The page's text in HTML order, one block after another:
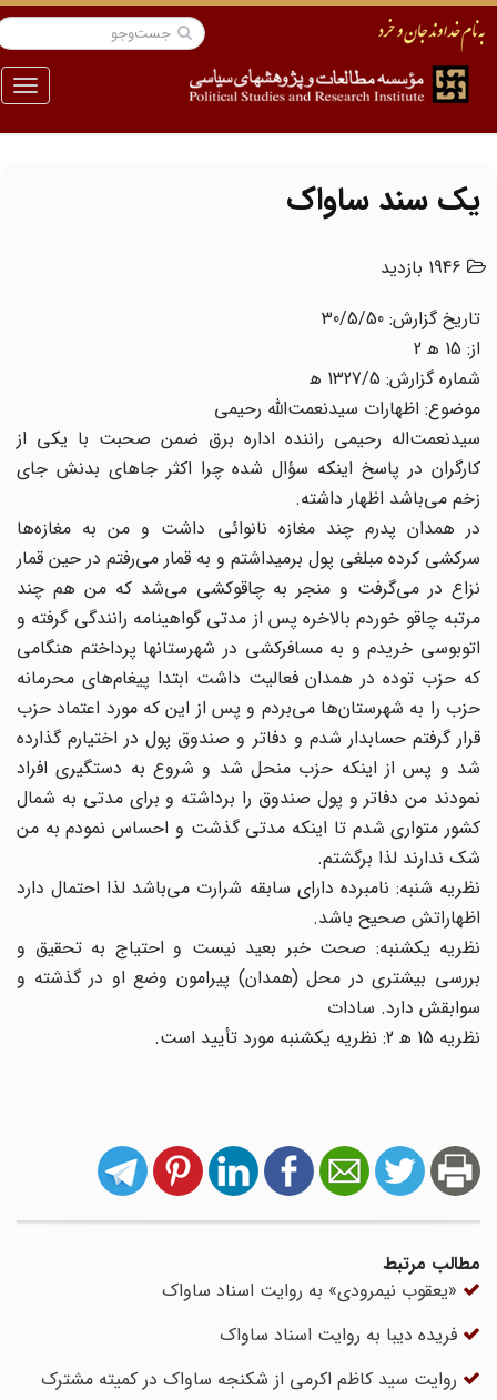
منو
یک سند ساواک
1946 بازدید
تاریخ گزارش: 30/5/50
از: 15 ه‍ 2
شماره گزارش: 1327/5 ه‍
موضوع: اظهارات سیدنعمت‌الله رحیمی
سیدنعمت‌اله رحیمی راننده اداره برق ضمن صحبت با یکی از
کارگران در پاسخ اینکه سؤال شده چرا اکثر جاهای بدنش جای
زخم می‌باشد اظهار داشته.
در همدان پدرم چند مغازه نانوائی داشت و من به مغازه‌ها
سرکشی کرده مبلغی پول بر‌میداشتم و به قمار می‌رفتم در حین قمار
نزاع در می‌گرفت و منجر به چاقوکشی می‌شد که من هم چند
مرتبه چاقو خوردم بالاخره پس از مدتی گواهینامه رانندگی گرفته و
اتوبوسی خریدم و به مسافرکشی در شهرستانها پرداختم هنگامی
که حزب توده در همدان فعالیت داشت ابتدا پیغام‌های محرمانه
حزب را به شهرستان‌ها می‌بردم و پس از این که مورد اعتماد حزب
قرار گرفتم حسابدار شدم و دفاتر و صندوق پول در اختیارم گذارده
شد و پس از اینکه حزب منحل شد و شروع به دستگیری افراد
نمودند من دفاتر و پول صندوق را برداشته و برای مدتی به شمال
کشور متواری شدم تا اینکه مدتی گذشت و احساس نمودم به من
شک ندارند لذا برگشتم.
نظریه شنبه: نامبرده دارای سابقه شرارت می‌باشد لذا احتمال دارد
اظهاراتش صحیح باشد.
نظریه یکشنبه: صحت خبر بعید نیست و احتیاج به تحقیق و
بررسی بیشتری در محل (همدان) پیرامون وضع او در گذشته و
سوابقش دارد. سادات
نظریه 15 ه‍ 2: نظریه یکشنبه مورد تأیید است.
مطالب مرتبط
«یعقوب نیمرودی» به روایت اسناد ساواک
فریده دیبا به روایت اسناد ساواک
روایت سید کاظم اکرمی از شکنجه ساواک در کمیته مشترک